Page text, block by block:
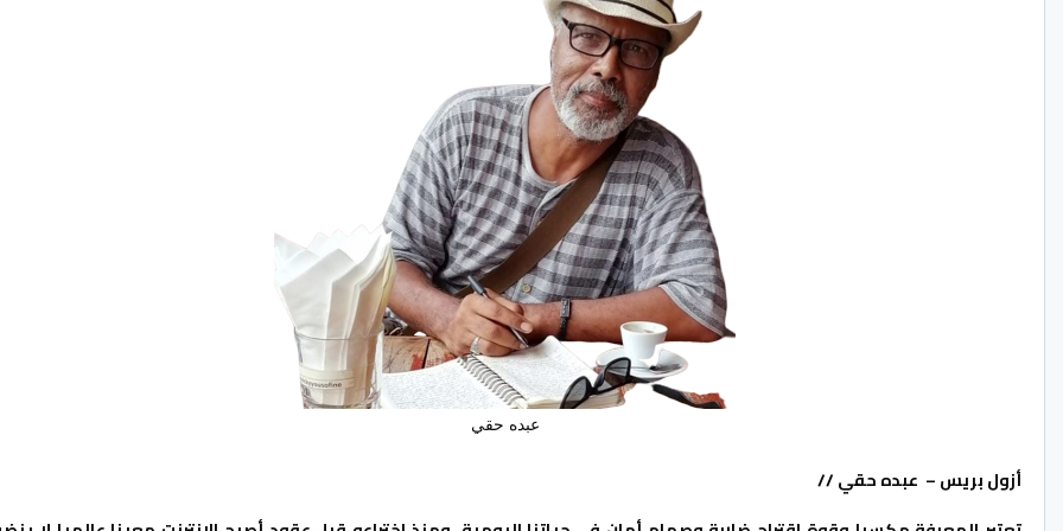
عبده حقي
أزول بريس – عبده حقي //